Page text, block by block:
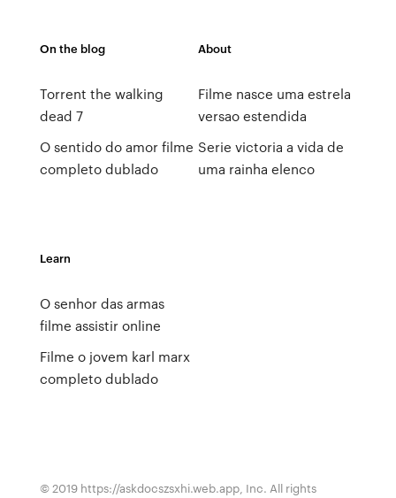
On the blog
Torrent the walking
dead 7
O sentido do amor filme
completo dublado
About
Filme nasce uma estrela
versao estendida
Serie victoria a vida de
uma rainha elenco
Learn
O senhor das armas
filme assistir online
Filme o jovem karl marx
completo dublado
© 2019 https://askdocszsxhi.web.app, Inc. All rights